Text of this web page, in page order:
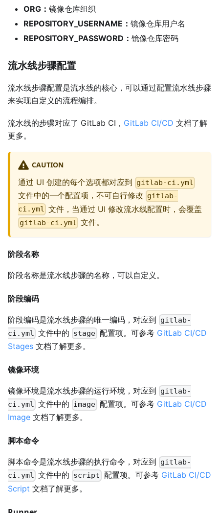
ORG： 镜像仓库组织
REPOSITORY_USERNAME： 镜像仓库用户名
REPOSITORY_PASSWORD： 镜像仓库密码
流水线步骤配置
流水线步骤配置是流水线的核心，可以通过配置流水线步骤
来实现自定义的流程编排。
流水线的步骤对应了 GitLab CI， GitLab CI/CD 文档了解
更多。
CAUTION
通过 UI 创建的每个选项都对应到 gitlab-ci.yml
文件中的一个配置项，不可自行修改 gitlab-
ci.yml 文件，当通过 UI 修改流水线配置时，会覆盖
gitlab-ci.yml 文件。
阶段名称
阶段名称是流水线步骤的名称，可以自定义。
阶段编码
阶段编码是流水线步骤的唯一编码，对应到 gitlab-
ci.yml 文件中的 stage配置项。可参考 GitLab CI/CD
Stages 文档了解更多。
镜像环境
镜像环境是流水线步骤的运行环境，对应到 gitlab-
ci.yml 文件中的 image 配置项。可参考 GitLab CI/CD
Image 文档了解更多。
脚本命令
脚本命令是流水线步骤的执行命令，对应到 gitlab-
ci.yml 文件中的 script 配置项。可参考 GitLab CI/CD
Script 文档了解更多。